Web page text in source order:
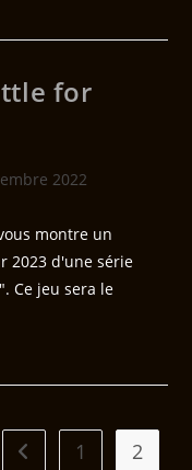
for
2022
montre un
2023 d'une série
Ce jeu sera le
1 2